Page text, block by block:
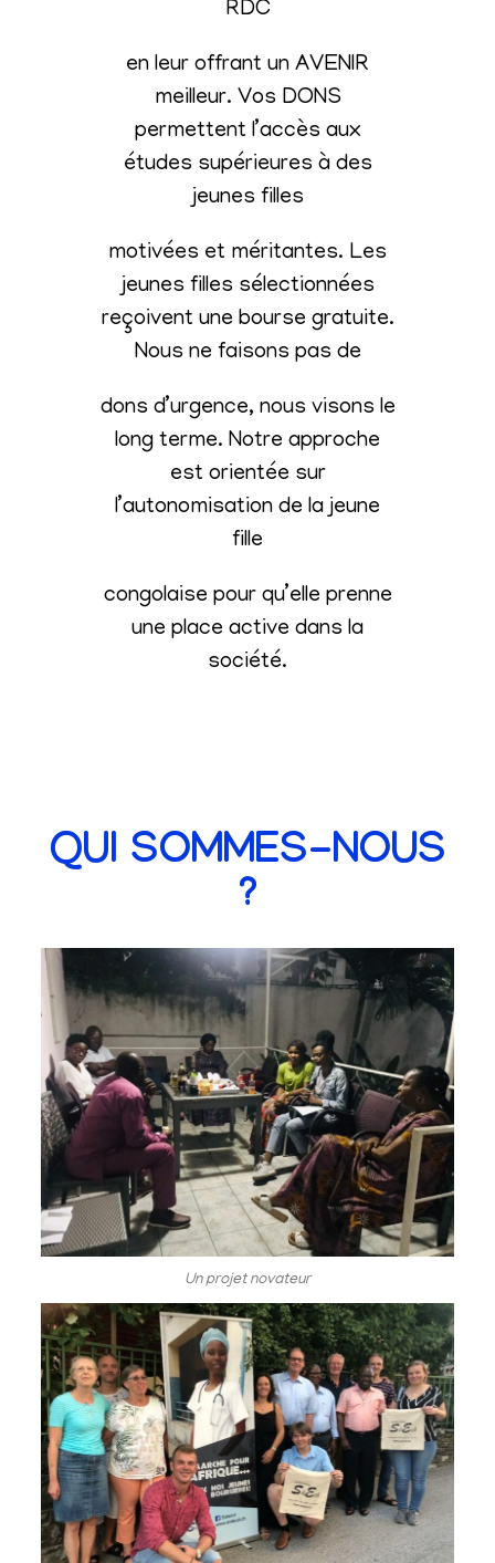
RDC
en leur offrant un AVENIR
meilleur. Vos DONS
permettent l’accès aux
études supérieures à des
jeunes filles
motivées et méritantes. Les
jeunes filles sélectionnées
reçoivent une bourse gratuite.
Nous ne faisons pas de
dons d’urgence, nous visons le
long terme. Notre approche
est orientée sur
l’autonomisation de la jeune
fille
congolaise pour qu’elle prenne
une place active dans la
société.
QUI SOMMES-NOUS
?
Un projet novateur